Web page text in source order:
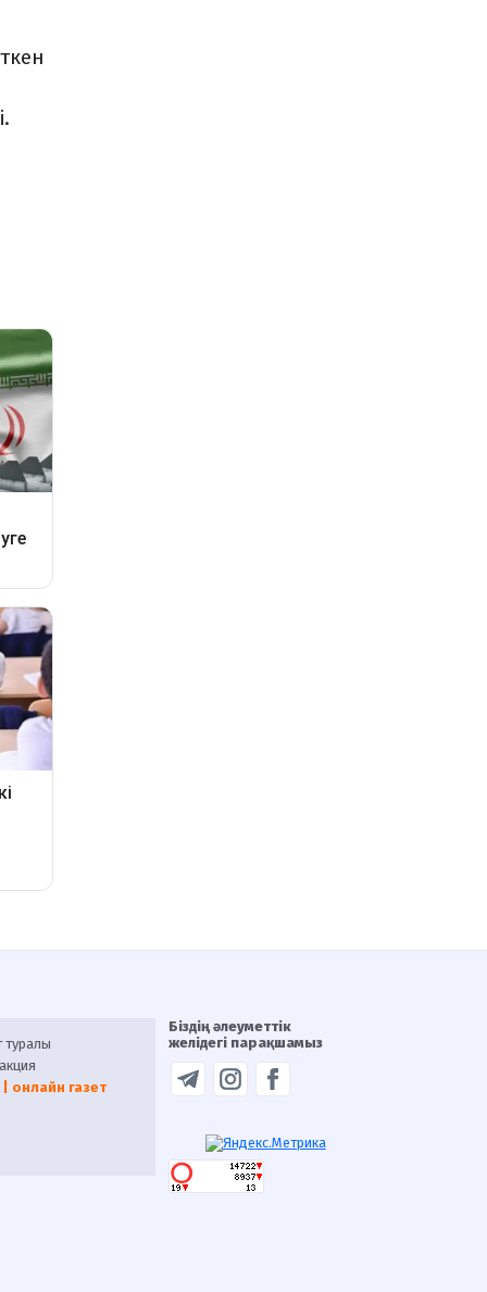
туралы
| онлайн газет
Біздің әлеуметтік
желідегі парақшамыз